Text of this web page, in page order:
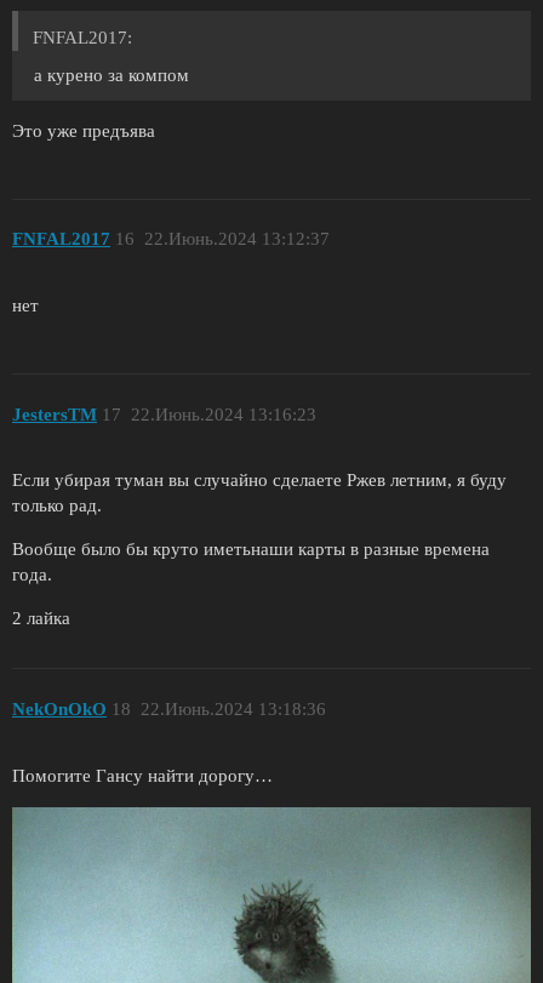
FNFAL2017:
а курено за компом
Это уже предъява
FNFAL2017 22.Июнь.2024 13:12:37
16
нет
JestersTM 22.Июнь.2024 13:16:23
17
Если убирая туман вы случайно сделаете Ржев летним, я буду
только рад.
Вообще было бы круто иметьнаши карты в разные времена
года.
2 лайка
NekOnOkO 22.Июнь.2024 13:18:36
18
Помогите Гансу найти дорогу…